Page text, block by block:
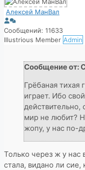
Алексей МанВал
Сообщений: 11633
Illustrious Member Admin
Сообщение от:
Грёбаная тихая
играет. Ибо
действительно,
мир не любит?
жопу, у нас по-
Только через ж у нас
стала, видано ли